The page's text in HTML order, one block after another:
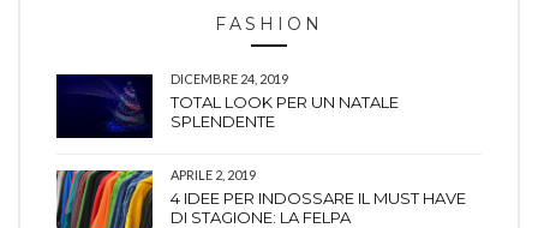
FASHION
DICEMBRE 24, 2019
TOTAL LOOK PER UN NATALE
SPLENDENTE
APRILE 2, 2019
4 IDEE PER INDOSSARE IL MUST HAVE
DI STAGIONE: LA FELPA